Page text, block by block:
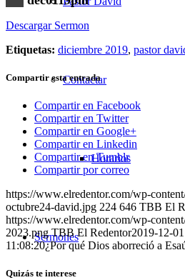
Contactar
Horarios
Sermones
Descargar Sermon
Etiquetas: diciembre 2019, pastor
Compartir esta entrada
Compartir en Facebook
Compartir en Twitter
Compartir en Google+
Compartir en Linkedin
Compartir en Tumblr
Compartir por correo
https://www.elredentor.com/wp-
octubre24-david.jpg 224 646 TBB El
https://www.elredentor.com/wp-
2023.png TBB El Redentor2019-12-
11:08:20¿Por qué Dios aborreció a
Quizás te interese